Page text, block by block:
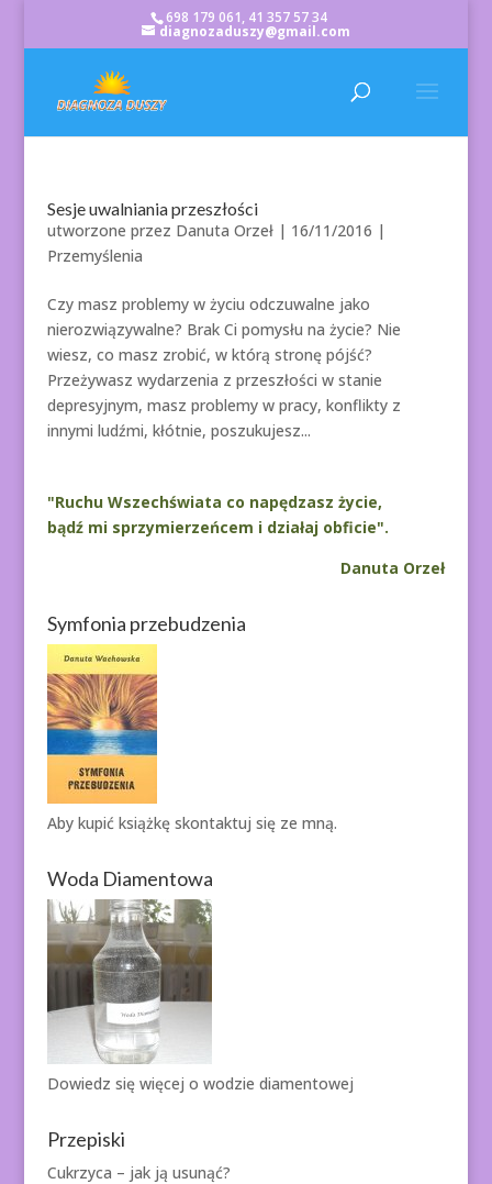
698 179 061, 41 357 57 34
diagnozaduszy@gmail.com
Sesje uwalniania przeszłości
utworzone przez Danuta Orzeł| 16/11/2016 |
Przemyślenia
Czy masz problemy w życiu odczuwalne jako
nierozwiązywalne? Brak Ci pomysłu na życie? Nie
wiesz, co masz zrobić, w którą stronę pójść?
Przeżywasz wydarzenia z przeszłości w stanie
depresyjnym, masz problemy w pracy, konflikty z
innymi ludźmi, kłótnie, poszukujesz...
"Ruchu Wszechświata co napędzasz życie,
bądź mi sprzymierzeńcem i działaj obficie".
Danuta Orzeł
Symfonia przebudzenia
Aby kupić książkę skontaktuj się ze mną.
Woda Diamentowa
Dowiedz się więcej o wodzie diamentowej
Przepiski
Cukrzyca – jak ją usunąć?